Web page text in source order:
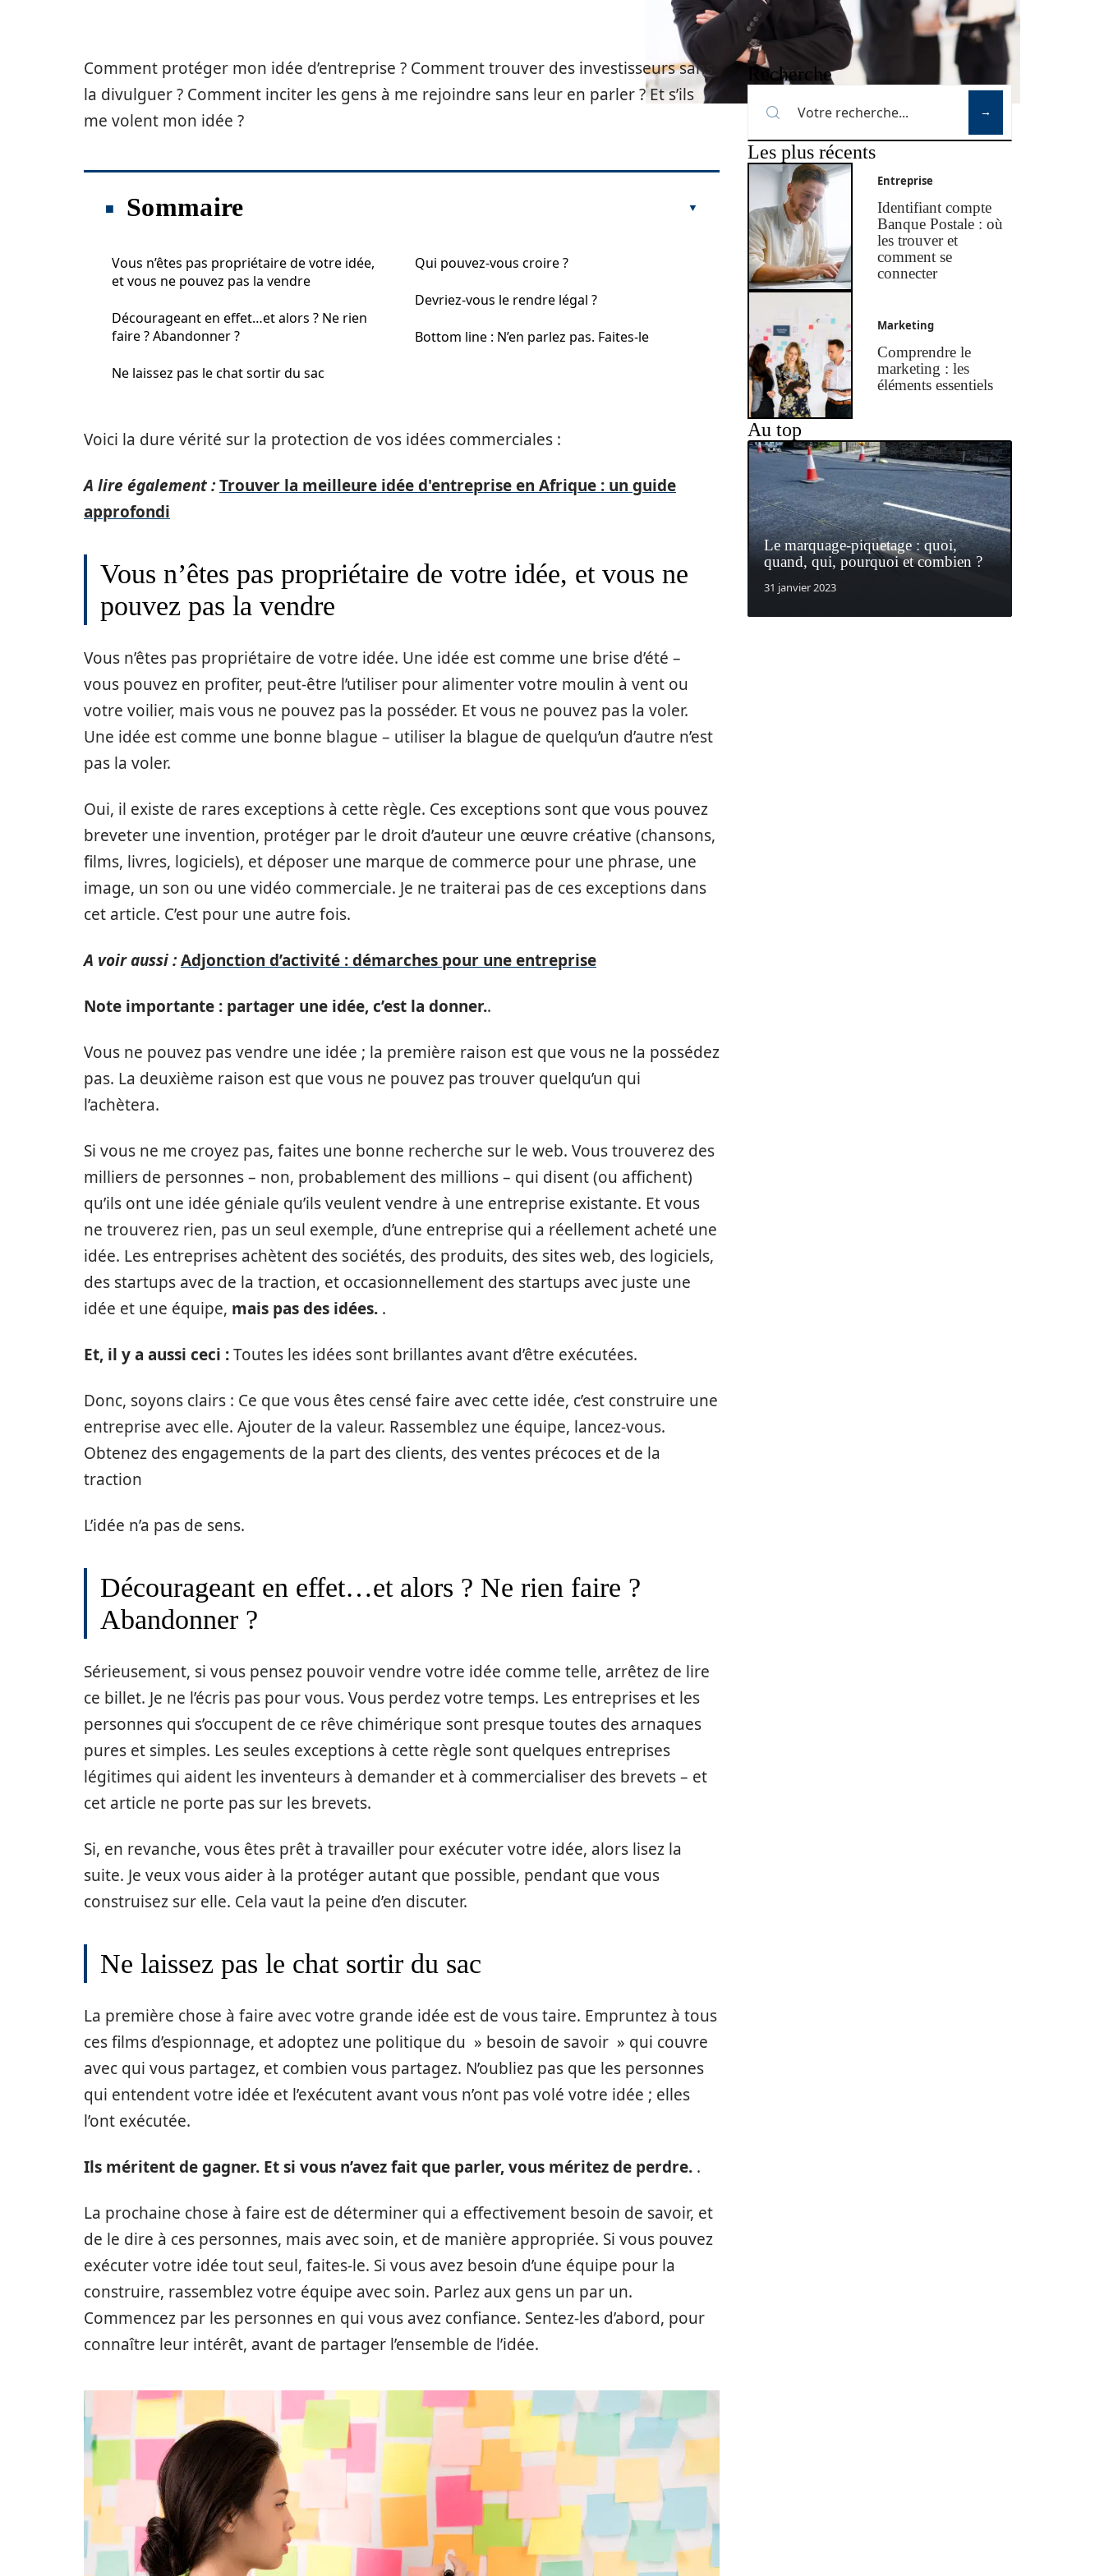
Comment protéger mon idée d’entreprise ? Comment trouver des investisseurs sans
la divulguer ? Comment inciter les gens à me rejoindre sans leur en parler ? Et s’ils
me volent mon idée ?
Sommaire
Vous n’êtes pas propriétaire de votre idée,
et vous ne pouvez pas la vendre
Décourageant en effet…et alors ? Ne rien
faire ? Abandonner ?
Ne laissez pas le chat sortir du sac
Qui pouvez-vous croire ?
Devriez-vous le rendre légal ?
Bottom line : N’en parlez pas. Faites-le
Voici la dure vérité sur la protection de vos idées commerciales :
A lire également :Trouver la meilleure idée d'entreprise en Afrique : un guide
approfondi
Vous n’êtes pas propriétaire de votre idée, et vous ne
pouvez pas la vendre
Vous n’êtes pas propriétaire de votre idée. Une idée est comme une brise d’été –
vous pouvez en profiter, peut-être l’utiliser pour alimenter votre moulin à vent ou
votre voilier, mais vous ne pouvez pas la posséder. Et vous ne pouvez pas la voler.
Une idée est comme une bonne blague – utiliser la blague de quelqu’un d’autre n’est
pas la voler.
Oui, il existe de rares exceptions à cette règle. Ces exceptions sont que vous pouvez
breveter une invention, protéger par le droit d’auteur une œuvre créative (chansons,
films, livres, logiciels), et déposer une marque de commerce pour une phrase, une
image, un son ou une vidéo commerciale. Je ne traiterai pas de ces exceptions dans
cet article. C’est pour une autre fois.
A voir aussi :Adjonction d’activité : démarches pour une entreprise
Note importante : partager une idée, c’est la donner..
Vous ne pouvez pas vendre une idée ; la première raison est que vous ne la possédez
pas. La deuxième raison est que vous ne pouvez pas trouver quelqu’un qui
l’achètera.
Si vous ne me croyez pas, faites une bonne recherche sur le web. Vous trouverez des
milliers de personnes – non, probablement des millions – qui disent (ou affichent)
qu’ils ont une idée géniale qu’ils veulent vendre à une entreprise existante. Et vous
ne trouverez rien, pas un seul exemple, d’une entreprise qui a réellement acheté une
idée. Les entreprises achètent des sociétés, des produits, des sites web, des logiciels,
des startups avec de la traction, et occasionnellement des startups avec juste une
idée et une équipe, mais pas des idées. .
Et, il y a aussi ceci :Toutes les idées sont brillantes avant d’être exécutées.
Donc, soyons clairs : Ce que vous êtes censé faire avec cette idée, c’est construire une
entreprise avec elle. Ajouter de la valeur. Rassemblez une équipe, lancez-vous.
Obtenez des engagements de la part des clients, des ventes précoces et de la
traction
L’idée n’a pas de sens.
Décourageant en effet…et alors ? Ne rien faire ?
Abandonner ?
Sérieusement, si vous pensez pouvoir vendre votre idée comme telle, arrêtez de lire
ce billet. Je ne l’écris pas pour vous. Vous perdez votre temps. Les entreprises et les
personnes qui s’occupent de ce rêve chimérique sont presque toutes des arnaques
pures et simples. Les seules exceptions à cette règle sont quelques entreprises
légitimes qui aident les inventeurs à demander et à commercialiser des brevets – et
cet article ne porte pas sur les brevets.
Si, en revanche, vous êtes prêt à travailler pour exécuter votre idée, alors lisez la
suite. Je veux vous aider à la protéger autant que possible, pendant que vous
construisez sur elle. Cela vaut la peine d’en discuter.
Ne laissez pas le chat sortir du sac
La première chose à faire avec votre grande idée est de vous taire. Empruntez à tous
ces films d’espionnage, et adoptez une politique du » besoin de savoir » qui couvre
avec qui vous partagez, et combien vous partagez. N’oubliez pas que les personnes
qui entendent votre idée et l’exécutent avant vous n’ont pas volé votre idée ; elles
l’ont exécutée.
Ils méritent de gagner. Et si vous n’avez fait que parler, vous méritez de perdre. .
La prochaine chose à faire est de déterminer qui a effectivement besoin de savoir, et
de le dire à ces personnes, mais avec soin, et de manière appropriée. Si vous pouvez
exécuter votre idée tout seul, faites-le. Si vous avez besoin d’une équipe pour la
construire, rassemblez votre équipe avec soin. Parlez aux gens un par un.
Commencez par les personnes en qui vous avez confiance. Sentez-les d’abord, pour
connaître leur intérêt, avant de partager l’ensemble de l’idée.
Recherche
Les plus récents
Entreprise
Identifiant compte
Banque Postale : où
les trouver et
comment se
connecter
Marketing
Comprendre le
marketing : les
éléments essentiels
Au top
Le marquage-piquetage : quoi,
quand, qui, pourquoi et combien ?
31 janvier 2023